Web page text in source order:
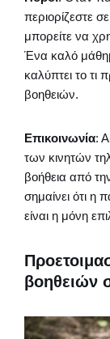
περιορίζεστε
μπορείτε να
Ένα καλό
καλύπτει το τι
βοηθειών.
Επικοινωνία:
των κινητών
βοήθεια από
σημαίνει ότι η
είναι η μόνη
βοηθειών